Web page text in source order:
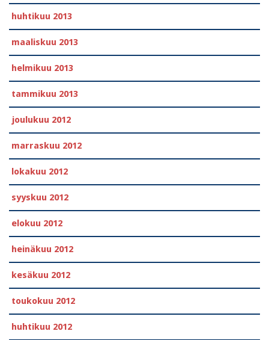
huhtikuu 2013
maaliskuu 2013
helmikuu 2013
tammikuu 2013
joulukuu 2012
marraskuu 2012
lokakuu 2012
syyskuu 2012
elokuu 2012
heinäkuu 2012
kesäkuu 2012
toukokuu 2012
huhtikuu 2012